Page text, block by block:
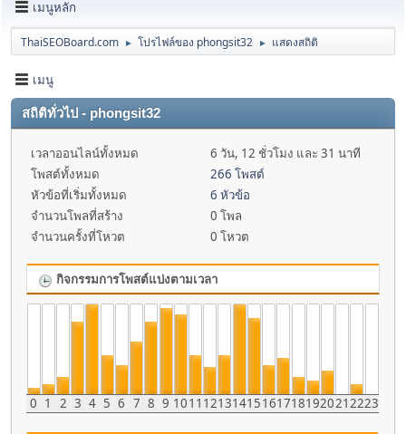
เมนูหลัก
ThaiSEOBoard.com ► โปรไฟล์ของ phongsit32 ► แสดงสถิติ
เมนู
สถิติทั่วไป - phongsit32
เวลาออนไลน์ทั้งหมด
6 วัน, 12 ชั่วโมง และ 31 นาที
โพสต์ทั้งหมด
266 โพสต์
หัวข้อที่เริ่มทั้งหมด
6 หัวข้อ
จำนวนโพลที่สร้าง
0 โพล
จำนวนครั้งที่โหวต
0 โหวต
กิจกรรมการโพสต์แบ่งตามเวลา
0 1 2 3 4 5 6 7 8 9 1011 121314151617181920212223